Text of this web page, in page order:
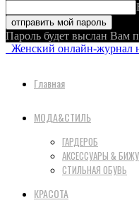
Пароль будет выслан Вам
Женский онлайн-журнал
Главная
МОДА&СТИЛЬ
ГАРДЕРОБ
АКСЕССУАРЫ &
СТИЛЬНАЯ ОБУВЬ
КРАСОТА